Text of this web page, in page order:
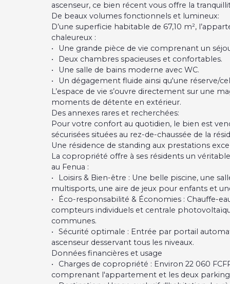
ascenseur, ce bien récent vous offre la
De beaux volumes fonctionnels et lumineux:
D’une superficie habitable de 67,10 m²,
chaleureux :
Une grande pièce de vie comprenant un
Deux chambres spacieuses et confortables.
Une salle de bains moderne avec WC.
Un dégagement fluide ainsi qu'une réserve/
L’espace de vie s’ouvre directement sur une
moments de détente en extérieur.
Des annexes rares et recherchées:
Pour votre confort au quotidien, le bien est
sécurisées situées au rez-de-chaussée de la
Une résidence de standing aux prestations
La copropriété offre à ses résidents un
au Fenua :
Loisirs & Bien-être : Une belle piscine, une
multisports, une aire de jeux pour enfants et
Éco-responsabilité & Économies : Chauffe-
compteurs individuels et centrale
communes.
Sécurité optimale : Entrée par portail
ascenseur desservant tous les niveaux.
Données financières et usage
Charges de copropriété : Environ 22 060
comprenant l'appartement et les deux